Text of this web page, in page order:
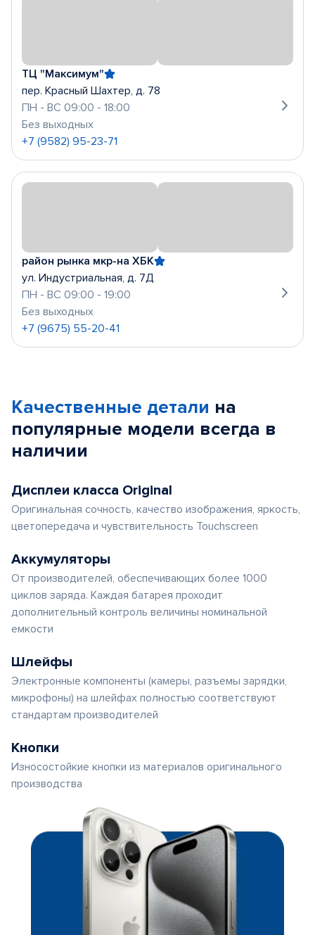
ТЦ "Максимум"
пер. Красный Шахтер, д. 78
ПН - ВС 09:00 - 18:00
Без выходных
+7 (9582) 95-23-71
район рынка мкр-на ХБК
ул. Индустриальная, д. 7Д
ПН - ВС 09:00 - 19:00
Без выходных
+7 (9675) 55-20-41
Качественные детали на
популярные модели всегда в
наличии
Дисплеи класса Original
Оригинальная сочность, качество изображения, яркость,
цветопередача и чувствительность Touchscreen
Аккумуляторы
От производителей, обеспечивающих более 1000
циклов заряда. Каждая батарея проходит
дополнительный контроль величины номинальной
емкости
Шлейфы
Электронные компоненты (камеры, разъемы зарядки,
микрофоны) на шлейфах полностью соответствуют
стандартам производителей
Кнопки
Износостойкие кнопки из материалов оригинального
производства